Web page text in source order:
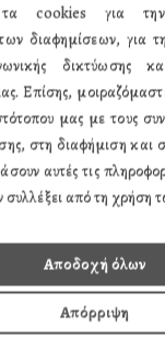
Μεταφορικά &
η Αλλάζω την
Όροι Χρήσης
LINK
ΤΑ ΠΡΟΪΟΝΤΑ
Εικόνες Αγίων
Εικόνες Παναγίας
Εικόνες Χριστού
τα cookies για
διαφημίσεων, για
δικτύωσης
Επίσης,
μας με τους
στη διαφήμιση και
αυτές τις
συλλέξει από τη χρήση
Απόρριψη
Αποδοχή όλων